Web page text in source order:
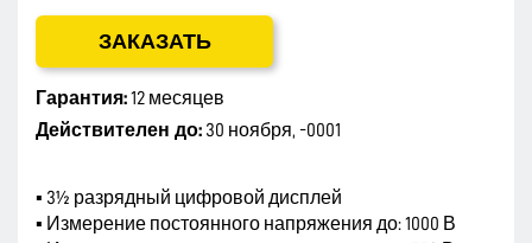
ЗАКАЗАТЬ
Гарантия:12 месяцев
Действителен до: 30 ноября, -0001
▪ 3½ разрядный цифровой дисплей
▪ Измерение постоянного напряжения до: 1000 В